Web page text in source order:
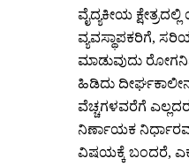
ವೈದ್ಯಕೀಯ
ವ್ಯವಸ್ಥಾಪಕರಿಗೆ,
ಮಾಡುವುದು
ಹಿಡಿದು
ವೆಚ್ಚಗಳವರೆಗೆ
ನಿರ್ಣಾಯಕ
ವಿಷಯಕ್ಕೆ ಬಂದರೆ,